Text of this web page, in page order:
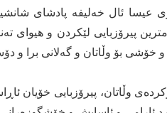
ئال خەلیفە پادشای
پیرۆزبایی لێکردن و هیوای
و خۆشی بۆ وڵاتان و گەلانی برا و
وڵاتان، پیرۆزبایی خۆیان